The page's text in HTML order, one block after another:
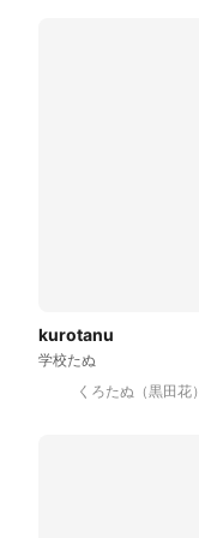
kurotanu
学校たぬ
くろたぬ（黒田花）